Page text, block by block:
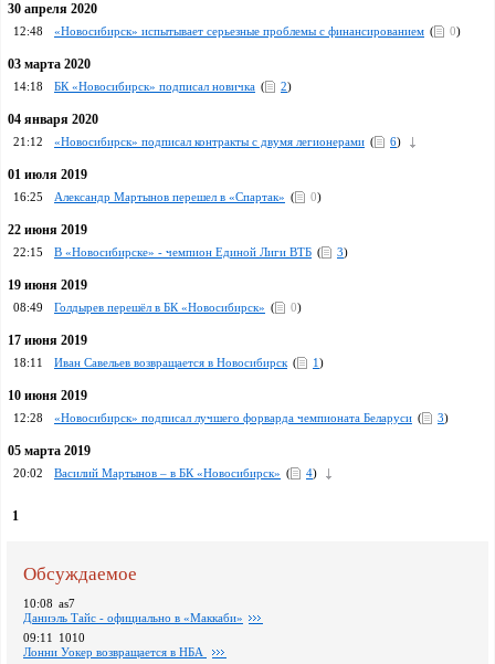
30 апреля 2020
12:48 «Новосибирск» испытывает серьезные проблемы с финансированием ( 0)
03 марта 2020
14:18 БК «Новосибирск» подписал новичка ( 2)
04 января 2020
21:12 «Новосибирск» подписал контракты с двумя легионерами ( 6)
01 июля 2019
16:25 Александр Мартынов перешел в «Спартак» ( 0)
22 июня 2019
22:15 В «Новосибирске» - чемпион Единой Лиги ВТБ ( 3)
19 июня 2019
08:49 Голдырев перешёл в БК «Новосибирск» ( 0)
17 июня 2019
18:11 Иван Савельев возвращается в Новосибирск ( 1)
10 июня 2019
12:28 «Новосибирск» подписал лучшего форварда чемпионата Беларуси ( 3)
05 марта 2019
20:02 Василий Мартынов – в БК «Новосибирск» ( 4)
1
Обсуждаемое
10:08 as7
Даниэль Тайс - официально в «Маккаби»
09:11
1010
Лонни Уокер возвращается в НБА